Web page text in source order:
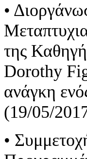
•
της
Dorothy
ανάγκη
(19/05/
•